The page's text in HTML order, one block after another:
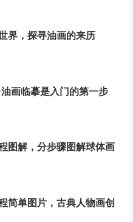
界，探寻油画的来历
画临摹是入门的第一步
图解，分步骤图解球体画
简单图片，古典人物画创